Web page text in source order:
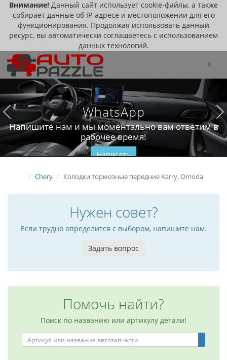
Внимание! Данный сайт использует cookie-файлы, а также
собирает данные об IP-адресе и местоположении для его
функционирования. Продолжая использовать данный
ресурс, вы автоматически соглашаетесь с использованием
данных технологий.
0
WhatsApp
Напишите нам и мы моментально вам ответим в
рабочее время!
Написать
Chery Колодки тормозные передние Karry, Omoda
Нужен совет?
Если трудно определится с выбором, напишите нам.
Задать вопрос
Помочь найти?
Поиск по названию или артикулу детали!